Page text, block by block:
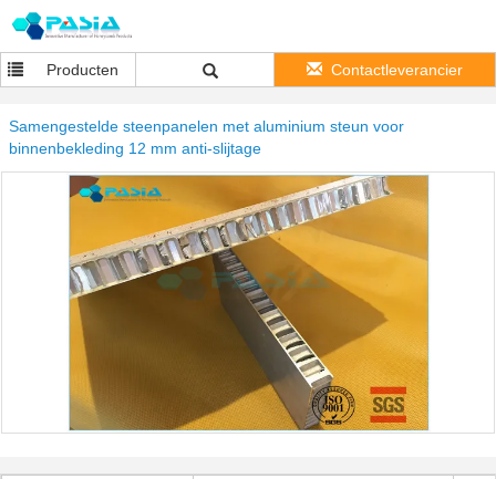
Producten Contactleverancier
Samengestelde steenpanelen met aluminium steun voor
binnenbekleding 12 mm anti-slijtage